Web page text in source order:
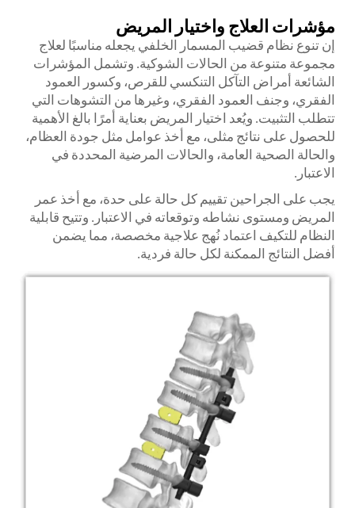
مؤشرات العلاج واختيار المريض
إن تنوع نظام قضيب المسمار الخلفي يجعله مناسبًا لعلاج
مجموعة متنوعة من الحالات الشوكية. وتشمل المؤشرات
الشائعة أمراض التآكل التنكسي للقرص، وكسور العمود
الفقري، وجنف العمود الفقري، وغيرها من التشوهات التي
تتطلب التثبيت. ويُعد اختيار المريض بعناية أمرًا بالغ الأهمية
للحصول على نتائج مثلى، مع أخذ عوامل مثل جودة العظام،
والحالة الصحية العامة، والحالات المرضية المحددة في
الاعتبار.
يجب على الجراحين تقييم كل حالة على حدة، مع أخذ عمر
المريض ومستوى نشاطه وتوقعاته في الاعتبار. وتتيح قابلية
النظام للتكيف اعتماد نُهج علاجية مخصصة، مما يضمن
أفضل النتائج الممكنة لكل حالة فردية.